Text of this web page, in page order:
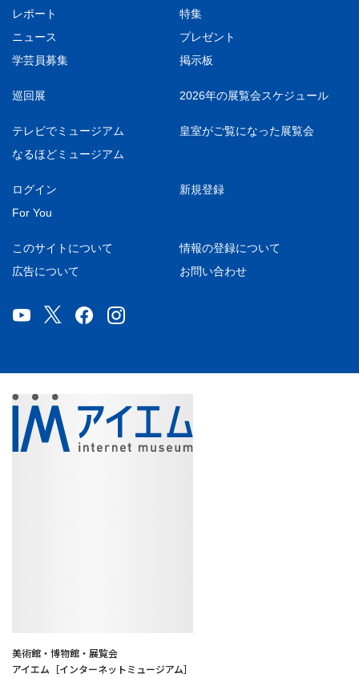
レポート
特集
ニュース
プレゼント
学芸員募集
掲示板
巡回展 2026年の展覧会スケジュール
テレビでミュージアム
皇室がご覧になった展覧会
なるほどミュージアム
ログイン
新規登録
For You
このサイトについて
情報の登録について
広告について
お問い合わせ
美術館・博物館・展覧会
アイエム［インターネットミュージアム］